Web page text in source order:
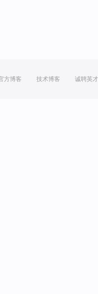
方博客 技术博客 诚聘英才